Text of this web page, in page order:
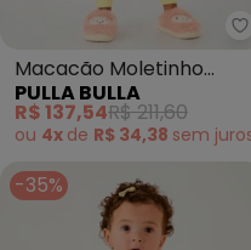
Macacão Moletinho
(Amarelo)
PULLA BULLA
R$ 137,54R$ 211,60
ou 4x de R$ 34,38 sem
-35%